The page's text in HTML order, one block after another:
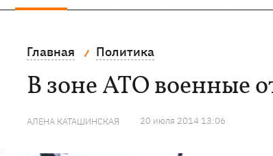
Главная Политика
В зоне АТО военные
АЛЕНА КАТАШИНСКАЯ 20 июля 2014 13:06